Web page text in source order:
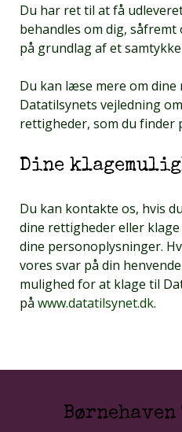
Du har ret til at få
behandles om dig,
på grundlag af et
Du kan læse mere om
Datatilsynets vejledning
rettigheder, som du finder
Dine
Du kan kontakte os, hvis
dine rettigheder eller
dine personoplysninger.
vores svar på din
mulighed for at klage til
på www.datatilsynet.dk.
Børnehaven